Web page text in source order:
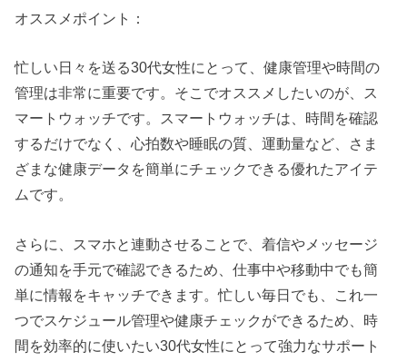
オススメポイント：
忙しい日々を送る30代女性にとって、健康管理や時間の
管理は非常に重要です。そこでオススメしたいのが、ス
マートウォッチです。スマートウォッチは、時間を確認
するだけでなく、心拍数や睡眠の質、運動量など、さま
ざまな健康データを簡単にチェックできる優れたアイテ
ムです。
さらに、スマホと連動させることで、着信やメッセージ
の通知を手元で確認できるため、仕事中や移動中でも簡
単に情報をキャッチできます。忙しい毎日でも、これ一
つでスケジュール管理や健康チェックができるため、時
間を効率的に使いたい30代女性にとって強力なサポート